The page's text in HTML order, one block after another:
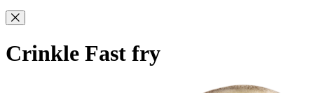
Crinkle Fast fry